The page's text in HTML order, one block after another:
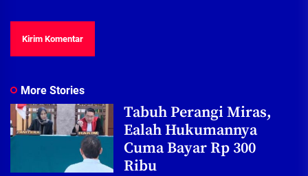
More Stories
Tabuh Perangi Miras,
Ealah Hukumannya
Cuma Bayar Rp 300
Ribu